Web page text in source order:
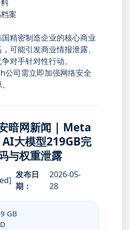
案
精密制造企业的核心商业
可能引发商业情报泄露、
对手针对性行动。
公司需立即加强网络安全
暗网新闻 | Meta
大模型219GB完
与权重泄露
发布日
期：
2026-05-
28
GB